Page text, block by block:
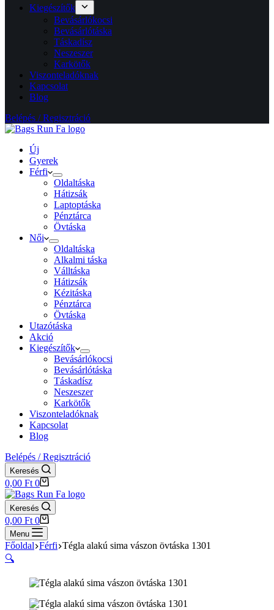
Kiegészítők
Bevásárlókocsi
Bevásárlótáska
Táskadísz
Neszeszer
Karkötők
Viszonteladóknak
Kapcsolat
Blog
Belépés / Regisztráció
Új
Gyerek
Férfi
Oldaltáska
Hátizsák
Laptoptáska
Pénztárca
Övtáska
Női
Oldaltáska
Alkalmi táska
Válltáska
Hátizsák
Kézitáska
Pénztárca
Övtáska
Utazótáska
Akció
Kiegészítők
Bevásárlókocsi
Bevásárlótáska
Táskadísz
Neszeszer
Karkötők
Viszonteladóknak
Kapcsolat
Blog
Belépés / Regisztráció
Keresés
Shopping
cart
0,00 Ft 0
Keresés
Shopping
cart
0,00 Ft 0
Menu
Főoldal Férfi Tégla alakú sima vászon övtáska 1301
🔍